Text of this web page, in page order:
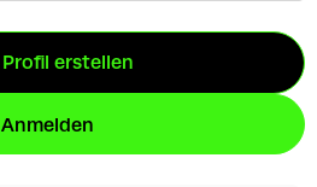
Profil erstellen
Anmelden